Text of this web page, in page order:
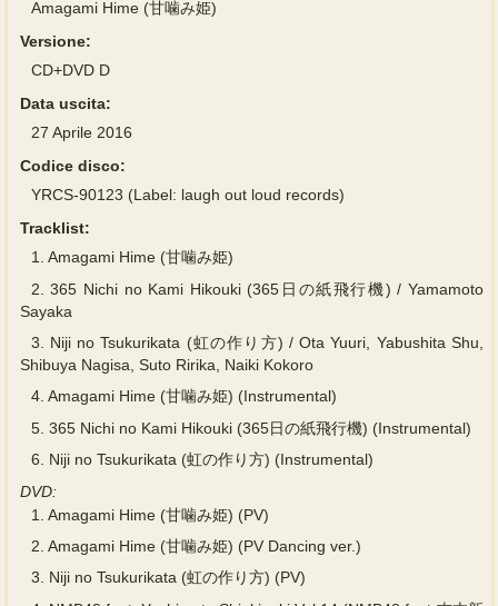
Amagami Hime (甘噛み姫)
Versione:
CD+DVD D
Data uscita:
27 Aprile 2016
Codice disco:
YRCS-90123 (Label: laugh out loud records)
Tracklist:
1.
Amagami Hime (甘噛み姫)
2.
365 Nichi no Kami Hikouki (365日の紙飛行機) / Yamamoto
Sayaka
3.
Niji no Tsukurikata (虹の作り方) / Ota Yuuri, Yabushita Shu,
Shibuya Nagisa, Suto Ririka, Naiki Kokoro
4. Amagami Hime (甘噛み姫) (Instrumental)
5. 365 Nichi no Kami Hikouki (365日の紙飛行機) (Instrumental)
6.
Niji no Tsukurikata (虹の作り方) (Instrumental)
DVD:
1.
Amagami Hime (甘噛み姫) (PV)
2. Amagami Hime (甘噛み姫) (PV Dancing ver.)
3. Niji no Tsukurikata (虹の作り方) (PV)